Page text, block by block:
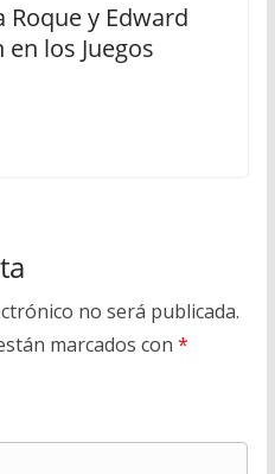
Roque y Edward
en los Juegos
no será publicada.
marcados con *